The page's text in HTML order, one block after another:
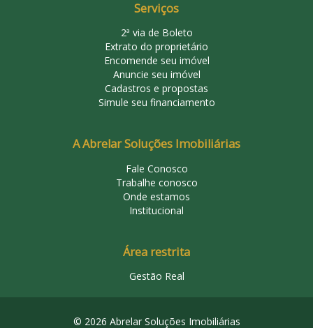
Serviços
2ª via de Boleto
Extrato do proprietário
Encomende seu imóvel
Anuncie seu imóvel
Cadastros e propostas
Simule seu financiamento
A Abrelar Soluções Imobiliárias
Fale Conosco
Trabalhe conosco
Onde estamos
Institucional
Área restrita
Gestão Real
© 2026 Abrelar Soluções Imobiliárias